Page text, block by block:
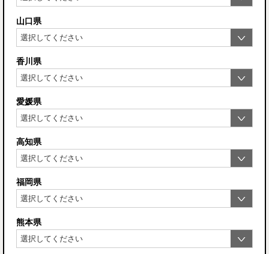
山口県
香川県
愛媛県
高知県
福岡県
熊本県